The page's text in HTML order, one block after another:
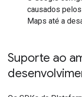
causados
Maps até a
Suporte ao